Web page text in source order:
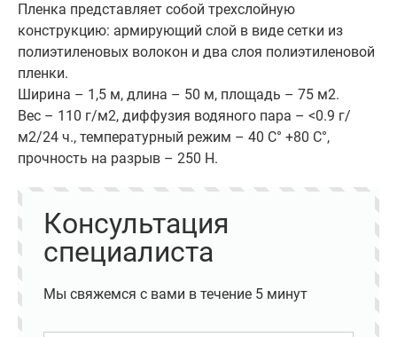
Пленка представляет собой трехслойную
конструкцию: армирующий слой в виде сетки из
полиэтиленовых волокон и два слоя полиэтиленовой
пленки.
Ширина – 1,5 м, длина – 50 м, площадь – 75 м2.
Вес – 110 г/м2, диффузия водяного пара – <0.9 г/
м2/24 ч., температурный режим – 40 С° +80 С°,
прочность на разрыв – 250 Н.
Консультация
специалиста
Мы свяжемся с вами в течение 5 минут